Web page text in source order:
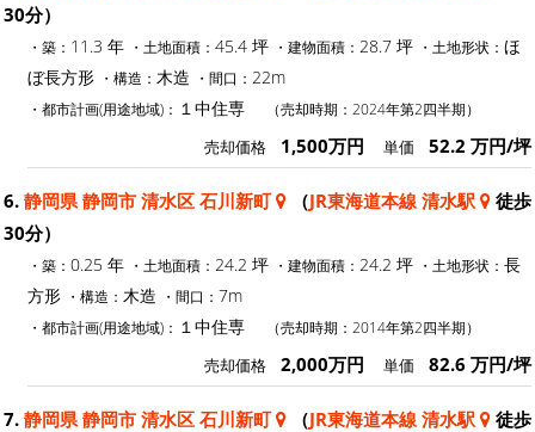
30分）
・築： 11.3 年 ・土地面積： 45.4 坪 ・建物面積： 28.7 坪 ・土地形状： ほ
ぼ長方形 ・構造： 木造 ・間口： 22m
・都市計画(用途地域)： １中住専 （売却時期：2024年第2四半期）
売却価格 1,500万円 単価 52.2 万円/坪
6. 静岡県 静岡市 清水区 石川新町 （JR東海道本線 清水駅
徒歩
30分）
・築： 0.25 年 ・土地面積： 24.2 坪 ・建物面積： 24.2 坪 ・土地形状： 長
方形 ・構造： 木造 ・間口： 7m
・都市計画(用途地域)： １中住専 （売却時期：2014年第2四半期）
売却価格 2,000万円 単価 82.6 万円/坪
7. 静岡県 静岡市 清水区 石川新町 （JR東海道本線 清水駅
徒歩